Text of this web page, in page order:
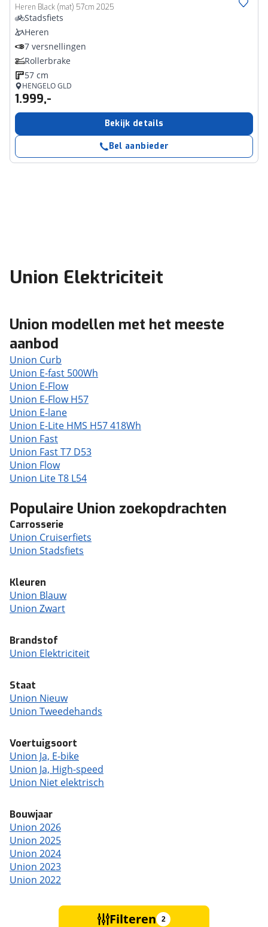
Heren Black (mat) 57cm 2025
Stadsfiets
Heren
7 versnellingen
Rollerbrake
57 cm
HENGELO GLD
1.999,-
Bekijk details
Bel aanbieder
Union Elektriciteit
Union modellen met het meeste
aanbod
Union Curb
Union E-fast 500Wh
Union E-Flow
Union E-Flow H57
Union E-lane
Union E-Lite HMS H57 418Wh
Union Fast
Union Fast T7 D53
Union Flow
Union Lite T8 L54
Populaire Union zoekopdrachten
Carrosserie
Union Cruiserfiets
Union Stadsfiets
Kleuren
Union Blauw
Union Zwart
Brandstof
Union Elektriciteit
Staat
Union Nieuw
Union Tweedehands
Voertuigsoort
Union Ja, E-bike
Union Ja, High-speed
Union Niet elektrisch
Bouwjaar
Union 2026
Union 2025
Union 2024
Union 2023
Union 2022
Filteren 2